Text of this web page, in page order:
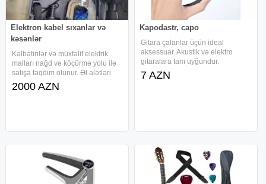
Elektron kabel sıxanlar və
kəsənlər
Kəlbətinlər və müxtəlif elektrik
malları nağd və köçürmə yolu ilə
satışa təqdim olunur. Əl alətləri
kateqoriyasında fərqli məhsul
seçimləri mövcuddur və çatdırılma
2000 AZN
Kapodastr, capo
Gitara çalanlar üçün ideal
aksessuar. Akustik və elektro
gitaralara tam uyğundur.
kapodastr, capo, gitara aksesuarı,
gitara kapodastr, musedo mc-1,
7 AZN